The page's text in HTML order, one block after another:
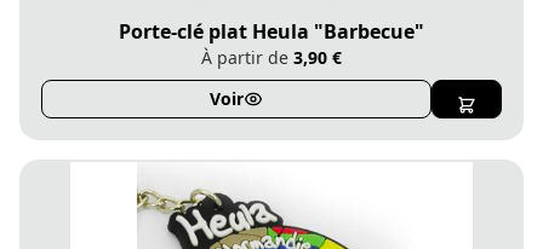
Porte-clé plat Heula "Barbecue"
À partir de 3,90 €
Voir